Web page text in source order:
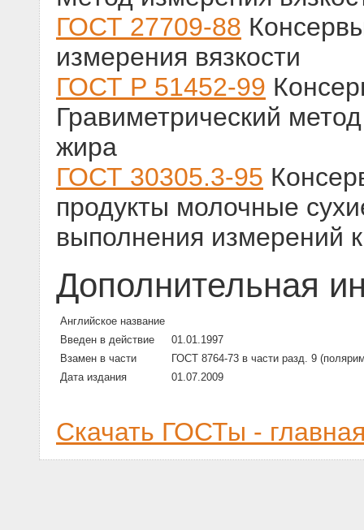
ГОСТ 27709-88
измерения вязкости
ГОСТ Р 51452-99
Гравиметрический
жира
ГОСТ 30305.3-95
продукты молочные
выполнения измерений
Дополнительная
Английское название
Введен в действие
01.01.1997
Взамен в части
ГОСТ 8764-73 в части разд. 9
Дата издания
01.07.2009
Скачать ГОСТы -